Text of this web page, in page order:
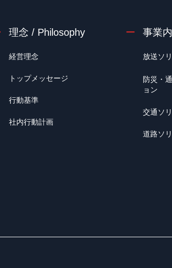
理念 / Philosophy
経営理念
トップメッセージ
行動基準
社内行動計画
事業
放送ソ
防災・
ョン
交通ソ
道路ソ